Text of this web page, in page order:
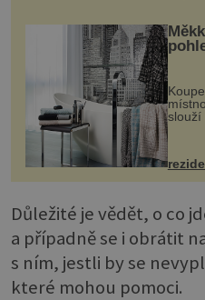
slouží
Důležité je vědět, o co
a případně se i obrátit
s ním, jestli by se
které mohou pomoci.